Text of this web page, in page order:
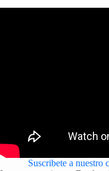
Suscribete a nuestro